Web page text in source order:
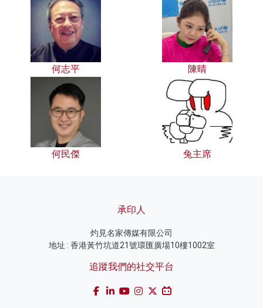
何志平 陳晴
何民傑 兔主席
承印人
灼見名家傳媒有限公司
地址 : 香港黃竹坑道21號環匯廣場10樓1002室
追蹤我們的社交平台